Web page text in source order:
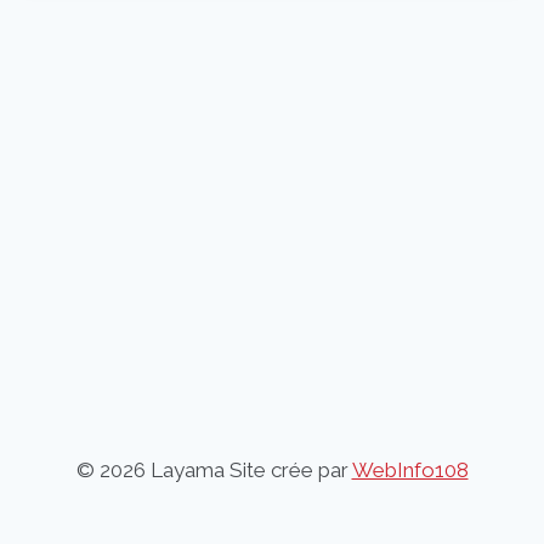
© 2026 Layama Site crée parWebInfo108